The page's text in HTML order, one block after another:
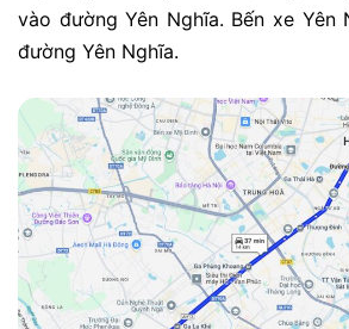
vào đường Yên Nghĩa. Bến xe Yên
đường Yên Nghĩa.